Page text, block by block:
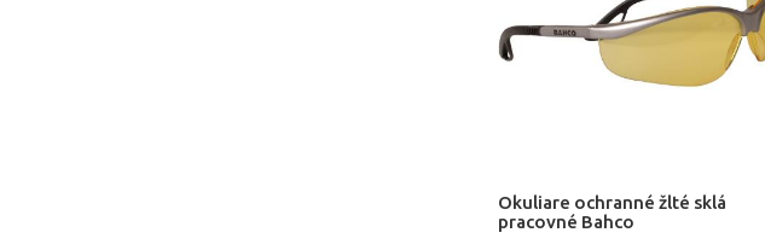
Okuliare ochranné žlté sklá
pracovné Bahco